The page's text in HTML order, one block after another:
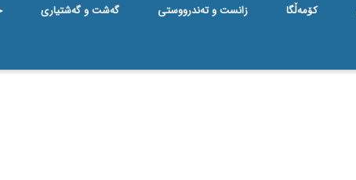
کۆمەڵگا زانست و تەندرووستی گه‌شت و گه‌شتیاری